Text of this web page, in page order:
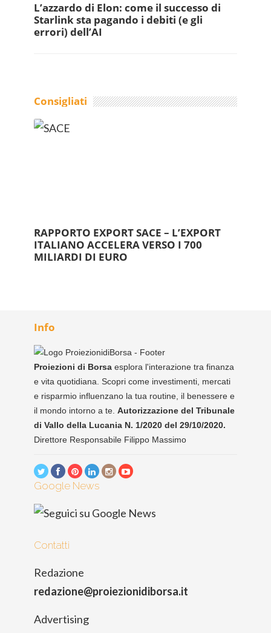
L’azzardo di Elon: come il successo di
Starlink sta pagando i debiti (e gli
errori) dell’AI
Consigliati
RAPPORTO EXPORT SACE – L’EXPORT
ITALIANO ACCELERA VERSO I 700
MILIARDI DI EURO
Info
Proiezioni di Borsa esplora l'interazione tra finanza
e vita quotidiana. Scopri come investimenti, mercati
e risparmio influenzano la tua routine, il benessere e
il mondo intorno a te. Autorizzazione del Tribunale
di Vallo della Lucania N. 1/2020 del 29/10/2020.
Direttore Responsabile Filippo Massimo
Google News
Contatti
Redazione
redazione@proiezionidiborsa.it
Advertising